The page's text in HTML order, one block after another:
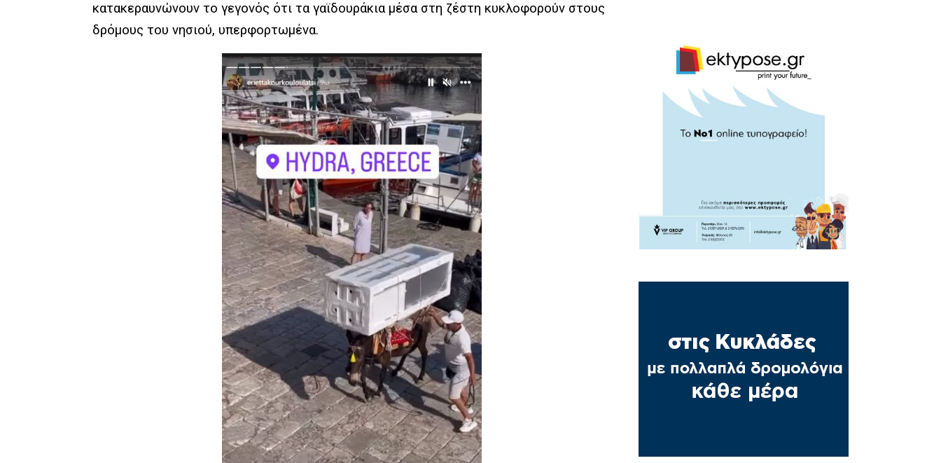
κατακεραυνώνουν το γεγονός ότι τα γαϊδουράκια μέσα στη ζέστη κυκλοφορούν στους
δρόμους του νησιού, υπερφορτωμένα.